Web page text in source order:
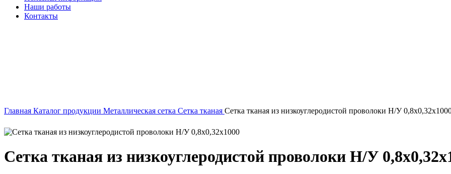
Наши работы
Контакты
Главная Каталог продукции Металлическая сетка Сетка тканая Сетка тканая из низкоуглеродистой проволоки Н/У
Сетка тканая из низкоуглеродистой проволоки Н/У